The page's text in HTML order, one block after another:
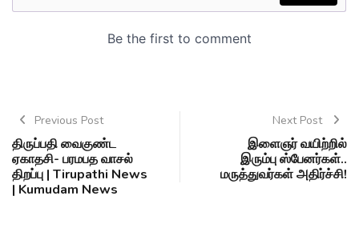
Previous Post
திருப்பதி வைகுண்ட
ஏகாதசி- பரமபத வாசல்
திறப்பு | Tirupathi News
| Kumudam News
Next Post
இளைஞர் வயிற்றில்
இரும்பு ஸ்பேனர்கள்..
மருத்துவர்கள் அதிர்ச்சி!